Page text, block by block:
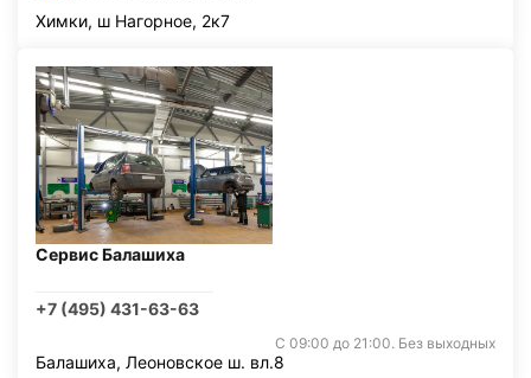
Химки, ш Нагорное, 2к7
Сервис Балашиха
+7 (495) 431-63-63
С 09:00 до 21:00. Без выходных
Балашиха, Леоновское ш. вл.8